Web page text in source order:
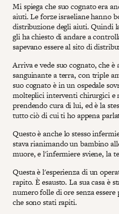
Mi spiega che suo cognato era
aiuti. Le forze israeliane hanno
distribuzione degli aiuti. Quindi
gli ha chiesto di andare a
sapevano essere al sito di
Arriva e vede suo cognato, che
sanguinante a terra, con triple
suo cognato è in un ospedale
molteplici interventi chirurgici e
prendendo cura di lui, ed è la
tutto ciò di cui ti ho appena
Questo è anche lo stesso
stava rianimando un bambino
muore, e l'infermiere sviene, la
Questa è l'esperienza di un
rapito. È esausto. La sua casa è
numero folle di ore senza
che sono stati rapiti.